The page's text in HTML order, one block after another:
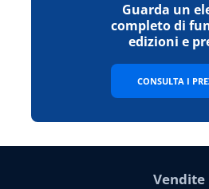
Guarda un
completo di
edizioni e
CONSULTA I
Vendite